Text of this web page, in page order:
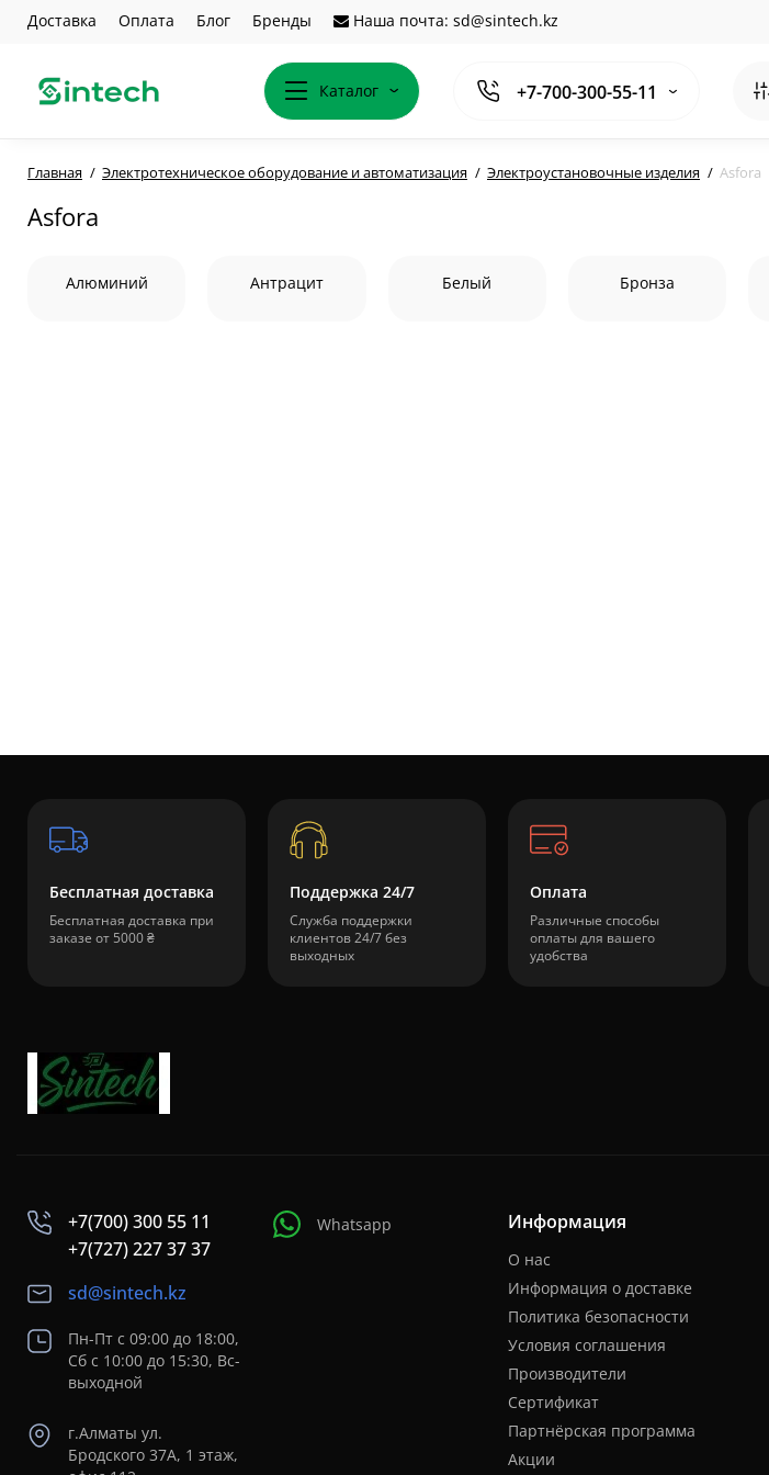
Доставка Оплата Блог Бренды Наша почта: sd@sintech.kz
Каталог +7-700-300-55-11
Главная Электротехническое оборудование и автоматизация Электроустановочные изделия Asfora
Asfora
Алюминий Антрацит Белый Бронза
Бесплатная доставка
Бесплатная доставка при
заказе от 5000 ₴
Поддержка 24/7
Служба поддержки
клиентов 24/7 без
выходных
Оплата
Различные способы
оплаты для вашего
удобства
+7(700) 300 55 11
+7(727) 227 37 37
sd@sintech.kz
Пн-Пт с 09:00 до 18:00,
Сб с 10:00 до 15:30, Вс-
выходной
г.Алматы ул.
Бродского 37A, 1 этаж,
Whatsapp Информация
О нас
Информация о доставке
Политика безопасности
Условия соглашения
Производители
Сертификат
Партнёрская программа
Акции